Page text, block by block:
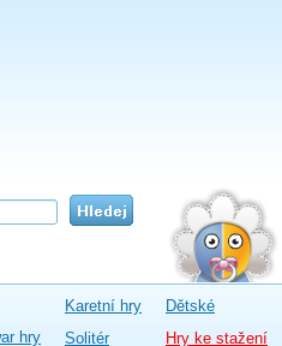
Karetní hry Dětské
hry Solitér Hry ke stažení